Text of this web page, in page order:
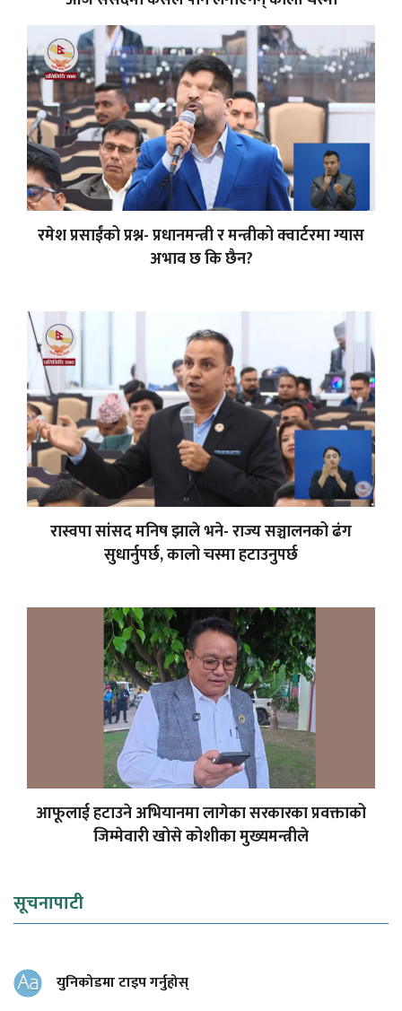
रमेश प्रसाईंको प्रश्न- प्रधानमन्त्री र मन्त्रीको क्वार्टरमा ग्यास
अभाव छ कि छैन?
रास्वपा सांसद मनिष झाले भने- राज्य सञ्चालनको ढंग
सुधार्नुपर्छ, कालो चस्मा हटाउनुपर्छ
आफूलाई हटाउने अभियानमा लागेका सरकारका प्रवक्ताको
जिम्मेवारी खोसे कोशीका मुख्यमन्त्रीले
सूचनापाटी
युनिकोडमा टाइप गर्नुहोस्